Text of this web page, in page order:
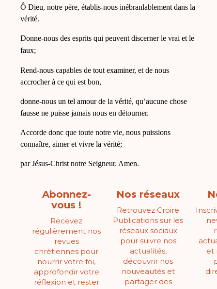
Ô Dieu, notre père, établis-nous inébranlablement dans la
vérité.
Donne-nous des esprits qui peuventdiscernerle vrai et le
faux;
Rend-nous capables de tout examiner, et de nous
accrocher à ce qui est bon,
donne-nous un tel amour de la vérité, qu’aucune chose
fausse ne puisse jamais nous en détourner.
Accorde donc que toute notre vie, nous puissions
connaître, aimer et vivre la vérité;
par Jésus-Christ notre Seigneur. Amen.
Abonnez-
vous !
Recevez
régulièrement nos
revues
chrétiennes pour
nourrir votre foi,
approfondir votre
réflexion et rester
Nos réseaux
Retrouvez Croire
Publications sur les
réseaux sociaux
pour suivre nos
actualités,
découvrir nos
nouveautés et
partager des
et